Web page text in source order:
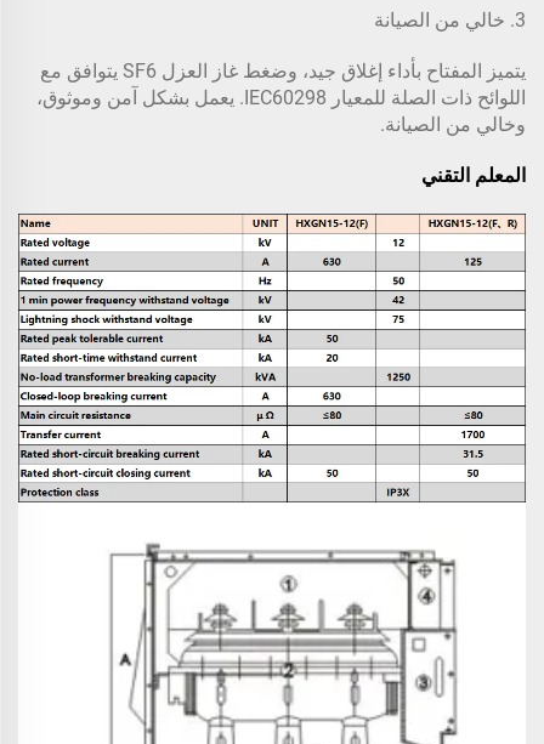
3. خالي من الصيانة
يتميز المفتاح بأداء إغلاق جيد، وضغط غاز العزل SF6 يتوافق مع
اللوائح ذات الصلة للمعيار IEC60298. يعمل بشكل آمن وموثوق،
وخالي من الصيانة.
المعلم التقني